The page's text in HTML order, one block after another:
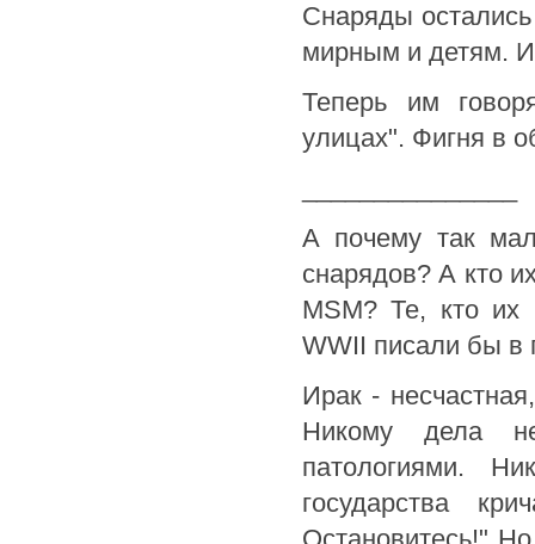
Снаряды
мирным и детям.
Теперь им
улицах". Фигня в
А почему так
снарядов? А кто
MSM? Те, кто их
WWII писали бы в
Ирак -
Никому дела
патологиями.
государства